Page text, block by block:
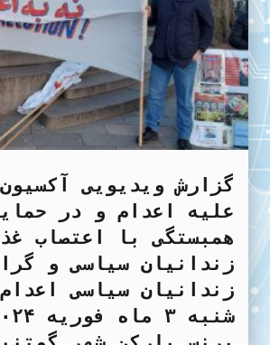
گزارش ویدیویی
علیه اعدام و در
همبستگی با اعتصاب
زندانیان سیاسی و
زندانیان سیاسی